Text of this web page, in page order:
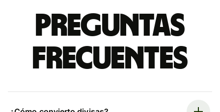
Preguntas
frecuentes